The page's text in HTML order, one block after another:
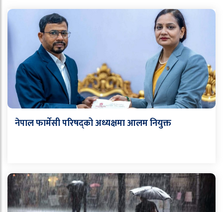
नेपाल फार्मेसी परिषद्को अध्यक्षमा आलम नियुक्त